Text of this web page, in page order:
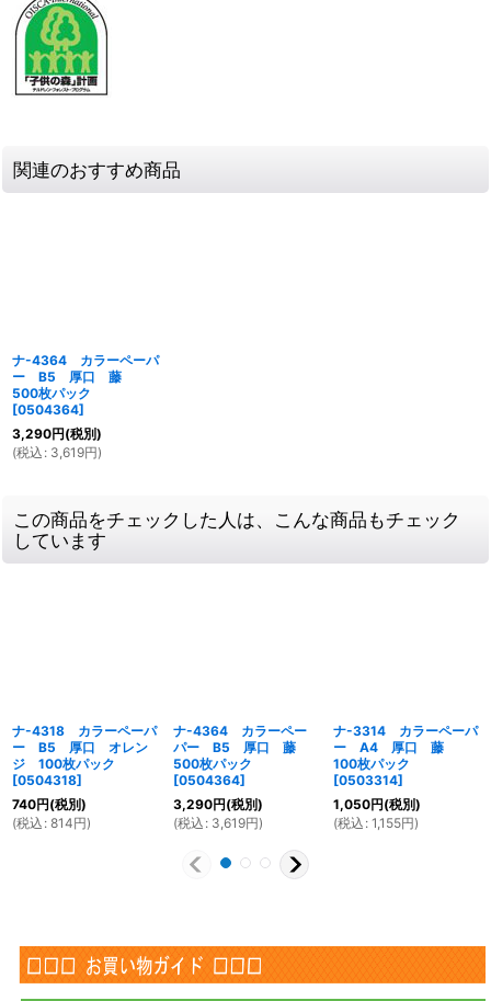
関連のおすすめ商品
ナ-4364 カラーペーパ
ー B5 厚口 藤
500枚パック
[0504364]
3,290円(税別)
(税込 : 3,619円)
この商品をチェックした人は、こんな商品もチェック
しています
ナ-4318 カラーペーパ
ー B5 厚口 オレン
ジ 100枚パック
[0504318]
740円(税別)
(税込 : 814円)
ナ-4364 カラーペー
パー B5 厚口 藤
500枚パック
[0504364]
3,290円(税別)
(税込 : 3,619円)
ナ-3314 カラーペーパ
ー A4 厚口 藤
100枚パック
[0503314]
1,050円(税別)
(税込 : 1,155円)